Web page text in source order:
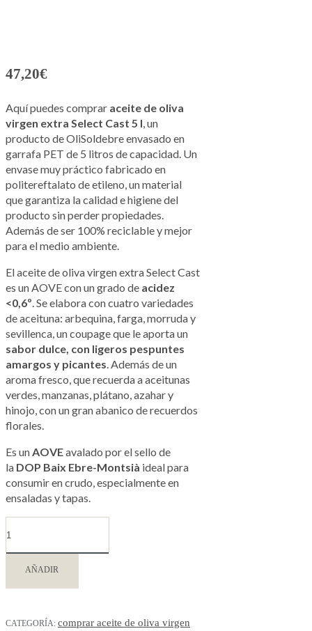
47,20€
Aquí puedes comprar aceite de oliva
virgen extra Select Cast 5 l , un
producto de OliSoldebre envasado en
garrafa PET de 5 litros de capacidad. Un
envase muy práctico fabricado en
politereftalato de etileno, un material
que garantiza la calidad e higiene del
producto sin perder propiedades.
Además de ser 100% reciclable y mejor
para el medio ambiente.
El aceite de oliva virgen extra Select Cast
es un AOVE con un grado de acidez
<0,6º . Se elabora con cuatro variedades
de aceituna: arbequina, farga, morruda y
sevillenca, un coupage que le aporta un
sabor dulce, con ligeros pespuntes
amargos y picantes . Además de un
aroma fresco, que recuerda a aceitunas
verdes, manzanas, plátano, azahar y
hinojo, con un gran abanico de recuerdos
florales.
Es un AOVEavalado por el sello de
la DOP Baix Ebre-Montsià ideal para
consumir en crudo, especialmente en
ensaladas y tapas.
AÑADIR
CATEGORÍA: comprar aceite de oliva virgen